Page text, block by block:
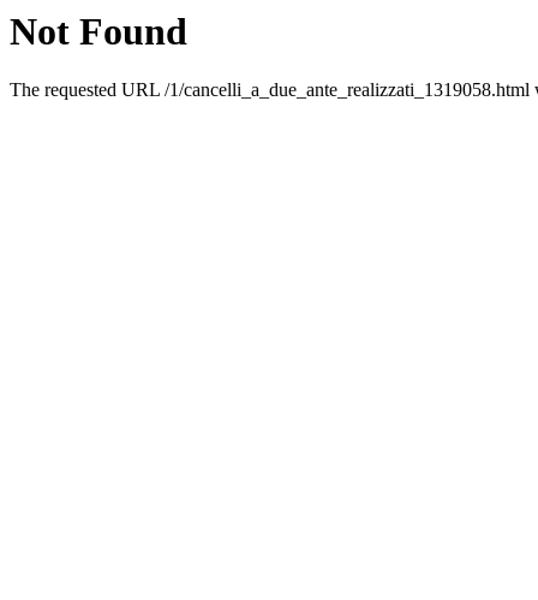
Not Found
The requested URL /1/cancelli_a_due_ante_realizzati_1319058.html